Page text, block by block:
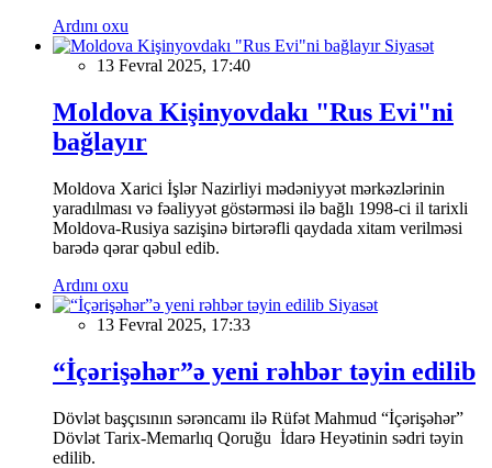
Ardını oxu
Siyasət
13 Fevral 2025, 17:40
Moldova Kişinyovdakı "Rus Evi"ni
bağlayır
Moldova Xarici İşlər Nazirliyi mədəniyyət mərkəzlərinin
yaradılması və fəaliyyət göstərməsi ilə bağlı 1998-ci il tarixli
Moldova-Rusiya sazişinə birtərəfli qaydada xitam verilməsi
barədə qərar qəbul edib.
Ardını oxu
Siyasət
13 Fevral 2025, 17:33
“İçərişəhər”ə yeni rəhbər təyin edilib
Dövlət başçısının sərəncamı ilə Rüfət Mahmud “İçərişəhər”
Dövlət Tarix-Memarlıq Qoruğu İdarə Heyətinin sədri təyin
edilib.